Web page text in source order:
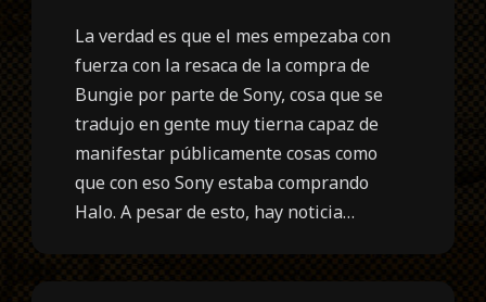
La verdad es que el mes empezaba con
fuerza con la resaca de la compra de
Bungie por parte de Sony, cosa que se
tradujo en gente muy tierna capaz de
manifestar públicamente cosas como
que con eso Sony estaba comprando
Halo. A pesar de esto, hay noticia…